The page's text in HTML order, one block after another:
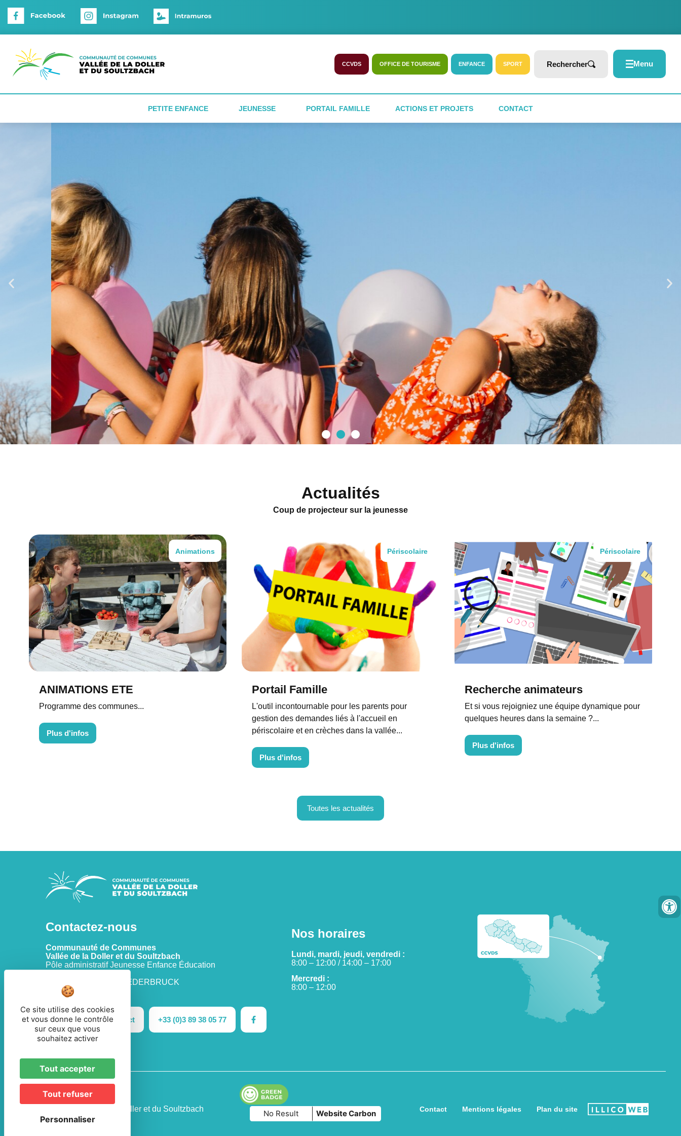
CCVDS OFFICE DE TOURISME ENFANCE SPORT Rechercher Menu
PETITE ENFANCE JEUNESSE PORTAIL FAMILLE ACTIONS ET PROJETS CONTACT
Service Enfance
Portail Famille
de la Communauté de Communes de la Vallée
de la Doller et du Soultzbach
Portail Famille
Actualités
Coup de projecteur sur la jeunesse
Animations
ANIMATIONS ETE
Programme des communes...
Plus d'infos
Périscolaire
Portail Famille
L'outil incontournable pour les parents pour
gestion des demandes liés à l'accueil en
périscolaire et en crèches dans la vallée...
Plus d'infos
Périscolaire
Recherche animateurs
Et si vous rejoigniez une équipe dynamique pour
quelques heures dans la semaine ?...
Plus d'infos
Toutes les actualités
Contactez-nous
Communauté de Communes
Vallée de la Doller et du Soultzbach
Pôle administratif Jeunesse Enfance Éducation
68290 MASEVAUX-NIEDERBRUCK
Formulaire de contact +33 (0)3 89 38 05 77
Nos horaires
Lundi, mardi, jeudi, vendredi :
8:00 – 12:00 / 14:00 – 17:00
Mercredi :
8:00 – 12:00
© 2026 - CC Vallée de la Doller et du Soultzbach No Result Website Carbon Contact Mentions légales Plan du site
Panneau de gestion des cookies
Ce site utilise des cookies
et vous donne le contrôle
sur ceux que vous
souhaitez activer
Tout accepter
Tout refuser
Personnaliser